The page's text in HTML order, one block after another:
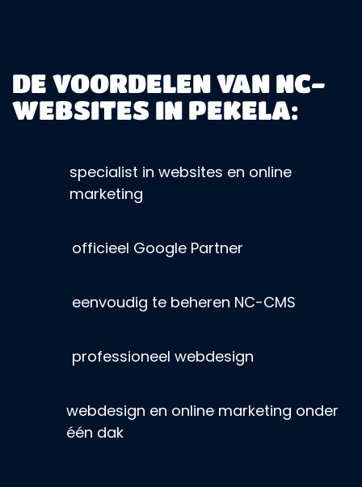
DE VOORDELEN VAN NC-
WEBSITES IN PEKELA:
specialist in websites en online
marketing
officieel Google Partner
eenvoudig te beheren NC-CMS
professioneel webdesign
webdesign en online marketing onder
één dak